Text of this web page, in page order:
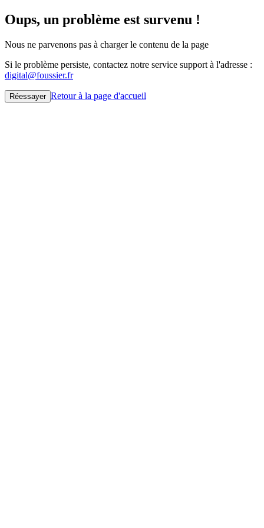
Oups, un problème est survenu !
Nous ne parvenons pas à charger le contenu de la page
Si le problème persiste, contactez notre service support à l'adresse :
digital@foussier.fr
Réessayer Retour à la page d'accueil